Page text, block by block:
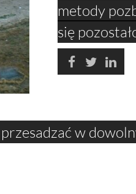
metody
się
w